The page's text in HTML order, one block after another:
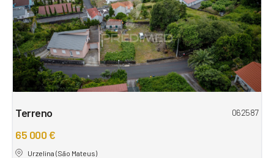
Terreno 062587
65 000 €
Urzelina (São Mateus)